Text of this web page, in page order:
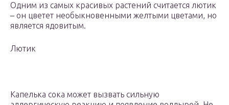
Одним из самых красивых растений считается лютик
– он цветет необыкновенными желтыми цветами, но
является ядовитым.
Лютик
Капелька сока может вызвать сильную